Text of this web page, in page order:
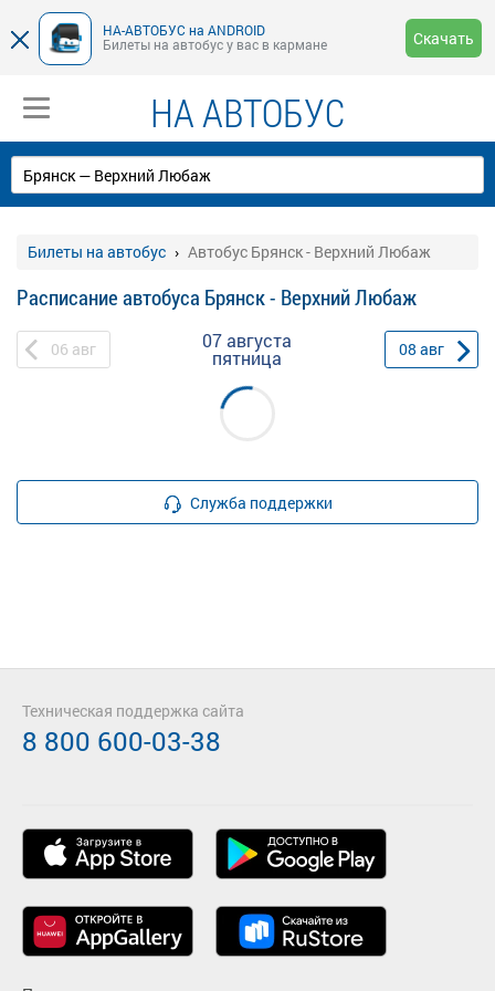
НА-АВТОБУС на ANDROID
Билеты на автобус у вас в кармане
Скачать
НА АВТОБУС
Билеты на автобус Автобус Брянск - Верхний Любаж
Расписание автобуса Брянск - Верхний Любаж
06 авг 07 августа
пятница 08 авг
Служба поддержки
Техническая поддержка сайта
8 800 600-03-38